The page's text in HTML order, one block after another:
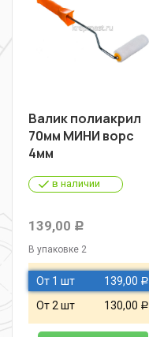
Валик полиакрил
70мм МИНИ ворс
4мм
в наличии
139,00 Р
В упаковке 2
От 1 шт 139,00 Р
От 2 шт 130,00 Р